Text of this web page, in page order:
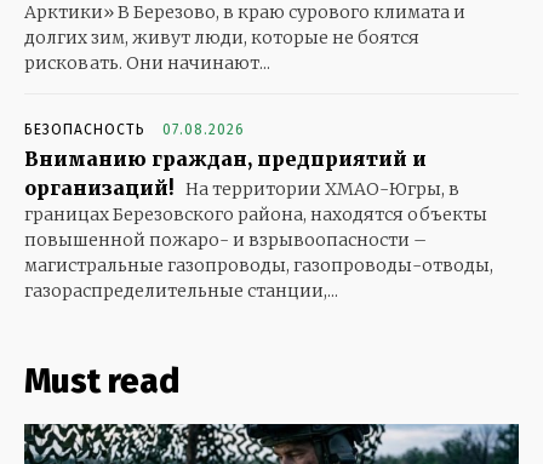
Арктики» В Березово, в краю сурового климата и
долгих зим, живут люди, которые не боятся
рисковать. Они начинают...
БЕЗОПАСНОСТЬ 07.08.2026
Вниманию граждан, предприятий и
организаций! На территории ХМАО-Югры, в
границах Березовского района, находятся объекты
повышенной пожаро- и взрывоопасности –
магистральные газопроводы, газопроводы-отводы,
газораспределительные станции,...
Must read